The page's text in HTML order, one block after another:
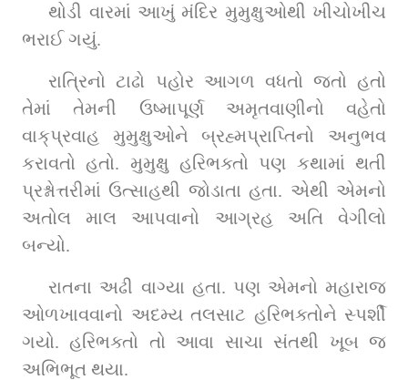
થોડી વારમાં આખું મંદિર મુમુક્ષુઓથી ખીચોખીચ
ભરાઈ ગયું.
રાત્રિનો ટાઢો પહોર આગળ વધતો જતો હતો
તેમાં તેમની ઉષ્માપૂર્ણ અમૃતવાણીનો વહેતો
વાક્‌પ્રવાહ મુમુક્ષુઓને બ્રહ્મપ્રાપ્તિનો અનુભવ
કરાવતો હતો. મુમુક્ષુ હરિભક્તો પણ કથામાં થતી
પ્રશ્નોત્તરીમાં ઉત્સાહથી જોડાતા હતા. એથી એમનો
અતોલ માલ આપવાનો આગ્રહ અતિ વેગીલો
બન્યો.
રાતના અઢી વાગ્યા હતા. પણ એમનો મહારાજ
ઓળખાવવાનો અદમ્ય તલસાટ હરિભક્તોને સ્પર્શી
ગયો. હરિભક્તો તો આવા સાચા સંતથી ખૂબ જ
અભિભૂત થયા.